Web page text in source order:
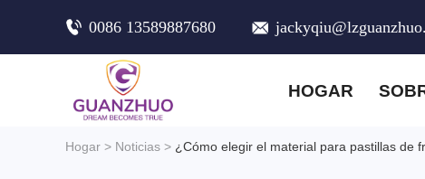
0086 13589887680
HOGAR
Hogar > Noticias > ¿Cómo elegir el material para pastillas de